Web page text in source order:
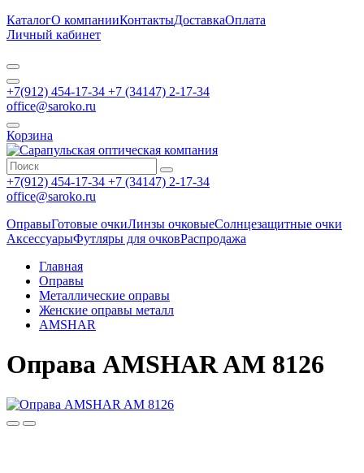
КаталогО компанииКонтактыДоставкаОплата
Личный кабинет
+7(912) 454-17-34 +7 (34147) 2-17-34
office@saroko.ru
Корзина
+7(912) 454-17-34 +7 (34147) 2-17-34
office@saroko.ru
ОправыГотовые очкиЛинзы очковыеСолнцезащитные очки
АксессуарыФутляры для очковРаспродажа
Главная
Оправы
Металлические оправы
Женские оправы металл
AMSHAR
Оправа AMSHAR AM 8126